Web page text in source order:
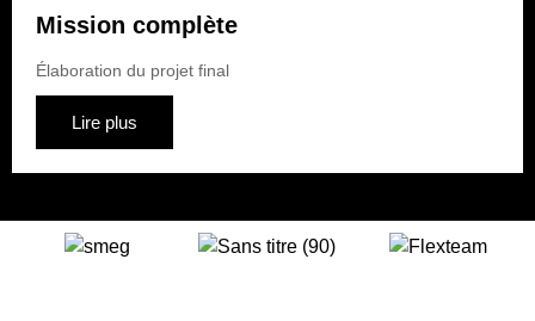
Mission complète
Élaboration du projet final
Lire plus